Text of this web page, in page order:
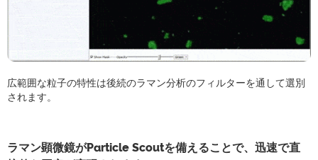
広範囲な粒子の特性は後続のラマン分析のフィルターを通して選別
されます。
ラマン顕微鏡がParticle Scoutを備えることで、迅速で直